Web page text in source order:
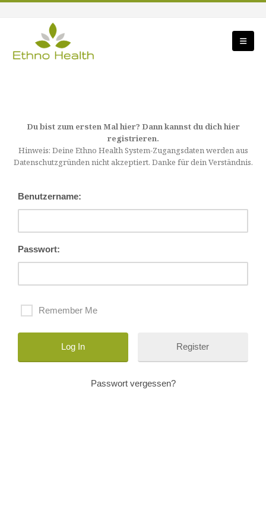
Du bist zum ersten Mal hier? Dann kannst du dich hier
registrieren.
Hinweis: Deine Ethno Health System-Zugangsdaten werden aus
Datenschutzgründen nicht akzeptiert. Danke für dein Verständnis.
Benutzername:
Passwort:
Remember Me
Register
Passwort vergessen?